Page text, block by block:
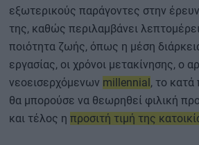
εξωτερικούς παράγοντες στην
της, καθώς περιλαμβάνει
ποιότητα ζωής, όπως η μέση
εργασίας, οι χρόνοι μετακίνησης, ο
νεοεισερχόμενων millennial, το κατά
θα μπορούσε να θεωρηθεί φιλική
και τέλος η προσιτή τιμή της